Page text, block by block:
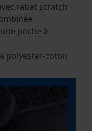
rabat scratch
poche à
polyester-coton